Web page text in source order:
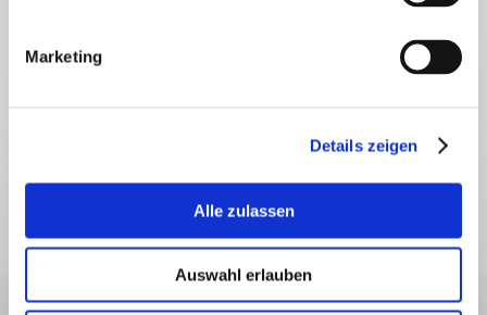
Marketing
Details zeigen
Alle zulassen
Auswahl erlauben